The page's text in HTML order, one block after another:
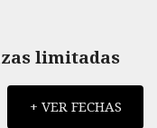
limitadas
+ VER FECHAS